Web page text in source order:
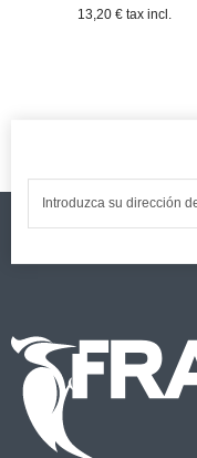
13,20 € tax incl.